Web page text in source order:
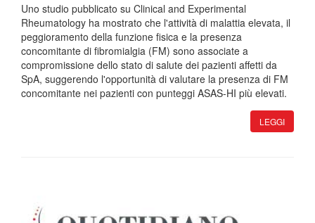
Uno studio pubblicato su Clinical and Experimental
Rheumatology ha mostrato che l'attività di malattia elevata, il
peggioramento della funzione fisica e la presenza
concomitante di fibromialgia (FM) sono associate a
compromissione dello stato di salute dei pazienti affetti da
SpA, suggerendo l'opportunità di valutare la presenza di FM
concomitante nei pazienti con punteggi ASAS-HI più elevati.
LEGGI